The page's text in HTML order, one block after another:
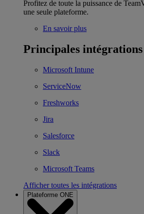
Profitez de toute la puissance de
une seule plateforme.
En savoir plus
Principales intégrations
Microsoft Intune
ServiceNow
Freshworks
Jira
Salesforce
Slack
Microsoft Teams
Afficher toutes les intégrations
Plateforme ONE